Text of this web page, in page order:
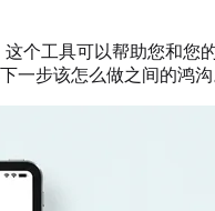
个工具可以帮助您和
一步该怎么做之间的鸿沟